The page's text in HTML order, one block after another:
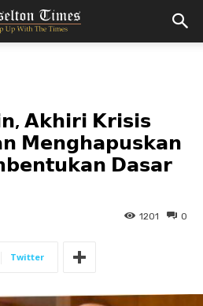
𝗔𝗸𝗵𝗶𝗿𝗶 𝗞𝗿𝗶𝘀𝗶𝘀
𝗠𝗲𝗻𝗴𝗵𝗮𝗽𝘂𝘀𝗸𝗮𝗻
𝗗𝗮𝘀𝗮𝗿
0
1201
Twitter